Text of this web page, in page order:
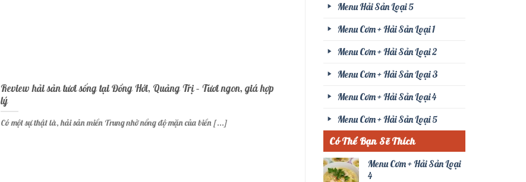
Review hải sản tươi sống tại Đồng Hới, Quảng Trị – Tươi ngon, giá hợp
lý
Có một sự thật là, hải sản miền Trung nhờ nồng độ mặn của biển [...]
Menu Hải Sản Loại 5
Menu Cơm + Hải Sản Loại 1
Menu Cơm + Hải Sản Loại 2
Menu Cơm + Hải Sản Loại 3
Menu Cơm + Hải Sản Loại 4
Menu Cơm + Hải Sản Loại 5
Có Thể Bạn Sẽ Thích
Menu Cơm + Hải Sản Loại
4